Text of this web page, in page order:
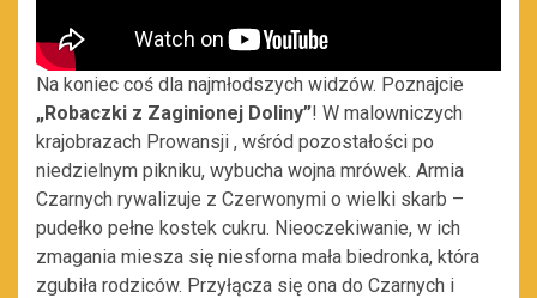
Na koniec coś dla najmłodszych widzów. Poznajcie
„Robaczki z Zaginionej Doliny”! W malowniczych
krajobrazach Prowansji , wśród pozostałości po
niedzielnym pikniku, wybucha wojna mrówek. Armia
Czarnych rywalizuje z Czerwonymi o wielki skarb –
pudełko pełne kostek cukru. Nieoczekiwanie, w ich
zmagania miesza się niesforna mała biedronka, która
zgubiła rodziców. Przyłącza się ona do Czarnych i